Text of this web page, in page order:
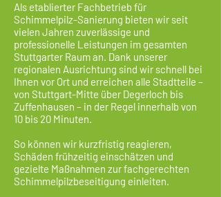
Als etablierter Fachbetrieb für
Schimmelpilz-Sanierung bieten wir seit
vielen Jahren zuverlässige und
professionelle Leistungen im gesamten
Stuttgarter Raum an. Dank unserer
regionalen Ausrichtung sind wir schnell bei
Ihnen vor Ort und erreichen alle Stadtteile –
von Stuttgart-Mitte über Degerloch bis
Zuffenhausen – in der Regel innerhalb von
10 bis 20 Minuten.
So können wir kurzfristig reagieren,
Schäden frühzeitig einschätzen und
gezielte Maßnahmen zur fachgerechten
Schimmelpilzbeseitigung einleiten.